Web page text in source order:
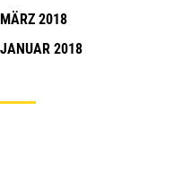
MÄRZ 2018
JANUAR 2018